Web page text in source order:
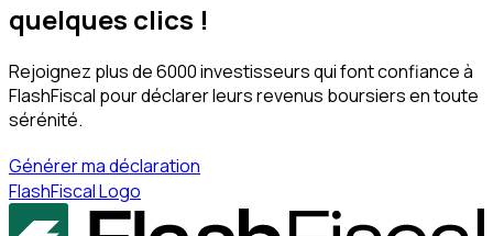
quelques clics !
Rejoignez plus de 6000 investisseurs qui font confiance à
FlashFiscal pour déclarer leurs revenus boursiers en toute
sérénité.
Générer ma déclaration
FlashFiscal Logo